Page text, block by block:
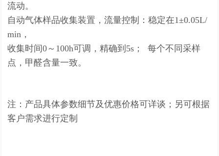
流动。
自动气体样品收集装置，流量控制：稳定在1±0.05L/
min，
收集时间0～100h可调，精确到5s； 每个不同采样
点，甲醛含量一致。
注：产品具体参数细节及优惠价格可详谈；另可根据
客户需求进行定制